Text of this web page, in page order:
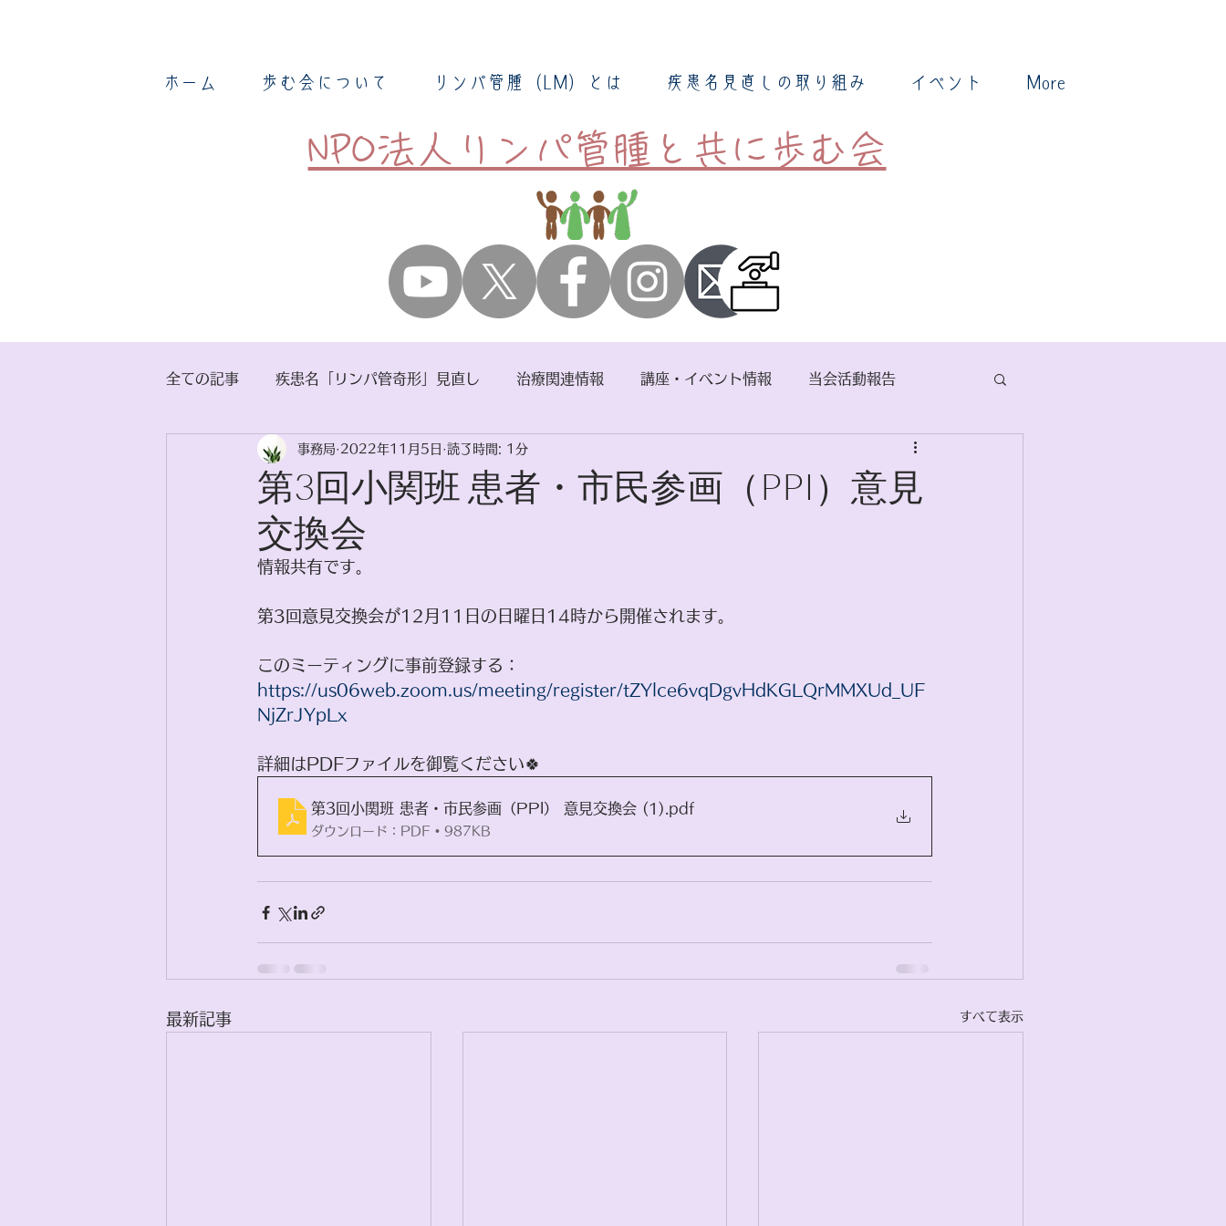
ホーム 歩む会について リンパ管腫（LM）とは 疾患名見直しの取り組み イベント More
NPO法人リンパ管腫と共に歩む会
全ての記事 疾患名「リンパ管奇形」見直し 治療関連情報 講座・イベント情報 当会活動報告
日常のお困りごと解決に向けた活動
第3回小関班 患者・市⺠参画（PPI）意見
交換会
事務局 2022年11月5日 読了時間: 1分
情報共有です。
第3回意見交換会が12月11日の日曜日14時から開催されます。
このミーティングに事前登録する：
https://us06web.zoom.us/meeting/register/tZYlce6vqDgvHdKGLQrMMXUd_UF
NjZrJYpLx
詳細はPDFファイルを御覧ください🍀
第3回小関班 患者・市民参画（PPI） 意見交換会 (1) .pdf
ダウンロード：PDF • 987KB
最新記事 すべて表示